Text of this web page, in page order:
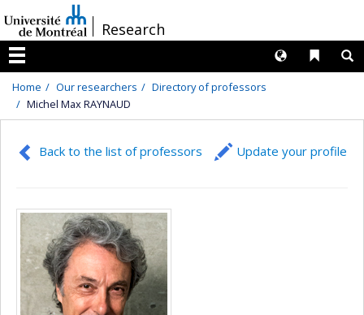
au
contenu
/Research
Menu
Liens
Langues
Home Our researchers
Directory of professors
Michel Max RAYNAUD
Back to the list of professors Update your profile